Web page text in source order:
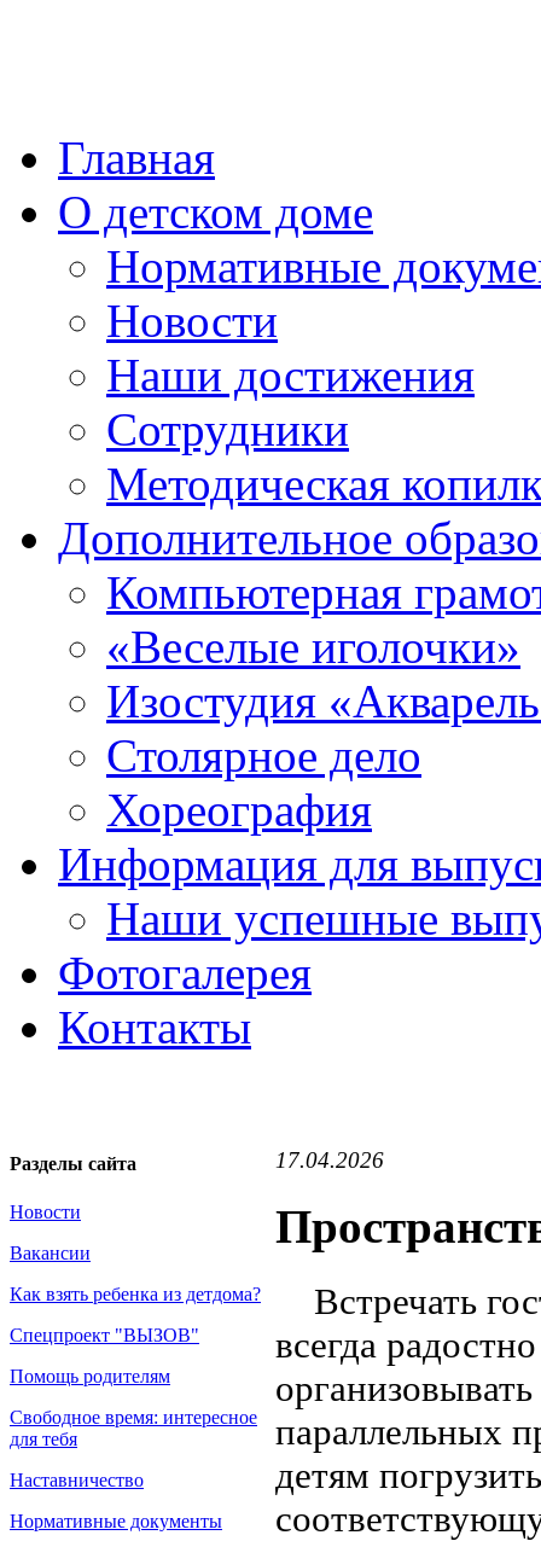
Главная
О детском доме
Нормативные
Новости
Наши достижения
Сотрудники
Методическая
Дополнительное
Компьютерная
«Веселые иголочки»
Изостудия
Столярное дело
Хореография
Информация для
Наши успешные
Фотогалерея
Контакты
Разделы сайта
Новости
Вакансии
Как взять ребенка из детдома?
Спецпроект "ВЫЗОВ"
Помощь родителям
Свободное время: интересное
для тебя
Наставничество
Нормативные документы
17.04.2026
Встречать
всегда
параллельных
детям